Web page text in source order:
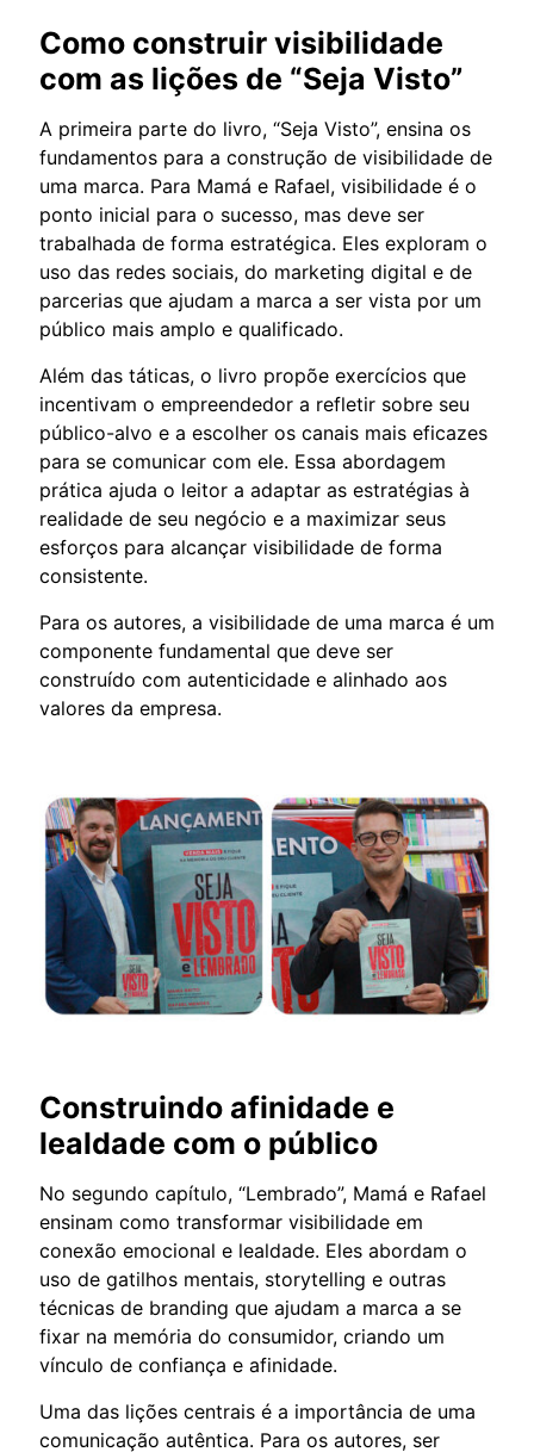
Como construir visibilidade
com as lições de “Seja Visto”
A primeira parte do livro, “Seja Visto”, ensina os
fundamentos para a construção de visibilidade de
uma marca. Para Mamá e Rafael, visibilidade é o
ponto inicial para o sucesso, mas deve ser
trabalhada de forma estratégica. Eles exploram o
uso das redes sociais, do marketing digital e de
parcerias que ajudam a marca a ser vista por um
público mais amplo e qualificado.
Além das táticas, o livro propõe exercícios que
incentivam o empreendedor a refletir sobre seu
público-alvo e a escolher os canais mais eficazes
para se comunicar com ele. Essa abordagem
prática ajuda o leitor a adaptar as estratégias à
realidade de seu negócio e a maximizar seus
esforços para alcançar visibilidade de forma
consistente.
Para os autores, a visibilidade de uma marca é um
componente fundamental que deve ser
construído com autenticidade e alinhado aos
valores da empresa.
Construindo afinidade e
lealdade com o público
No segundo capítulo, “Lembrado”, Mamá e Rafael
ensinam como transformar visibilidade em
conexão emocional e lealdade. Eles abordam o
uso de gatilhos mentais, storytelling e outras
técnicas de branding que ajudam a marca a se
fixar na memória do consumidor, criando um
vínculo de confiança e afinidade.
Uma das lições centrais é a importância de uma
comunicação autêntica. Para os autores, ser